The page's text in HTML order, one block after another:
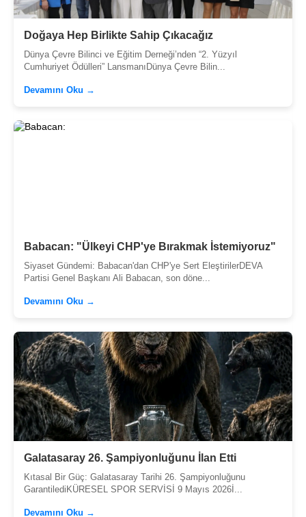
Doğaya Hep Birlikte Sahip Çıkacağız
Dünya Çevre Bilinci ve Eğitim Derneği’nden “2. Yüzyıl
Cumhuriyet Ödülleri” LansmanıDünya Çevre Bilin...
Devamını Oku →
Babacan: "Ülkeyi CHP'ye Bırakmak İstemiyoruz"
Siyaset Gündemi: Babacan'dan CHP'ye Sert EleştirilerDEVA
Partisi Genel Başkanı Ali Babacan, son döne...
Devamını Oku →
Galatasaray 26. Şampiyonluğunu İlan Etti
Kıtasal Bir Güç: Galatasaray Tarihi 26. Şampiyonluğunu
GarantilediKÜRESEL SPOR SERVİSİ 9 Mayıs 2026İ...
Devamını Oku →